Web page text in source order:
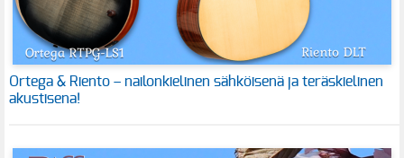
Ortega & Riento – nailonkielinen sähköisenä ja teräskielinen
akustisena!